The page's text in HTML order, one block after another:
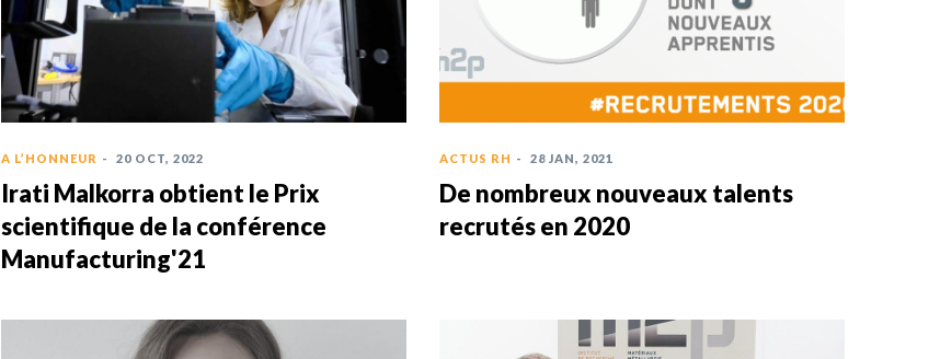
A L’HONNEUR - 20 OCT, 2022
Irati Malkorra obtient le Prix
scientifique de la conférence
Manufacturing'21
ACTUS RH - 28 JAN, 2021
De nombreux nouveaux talents
recrutés en 2020